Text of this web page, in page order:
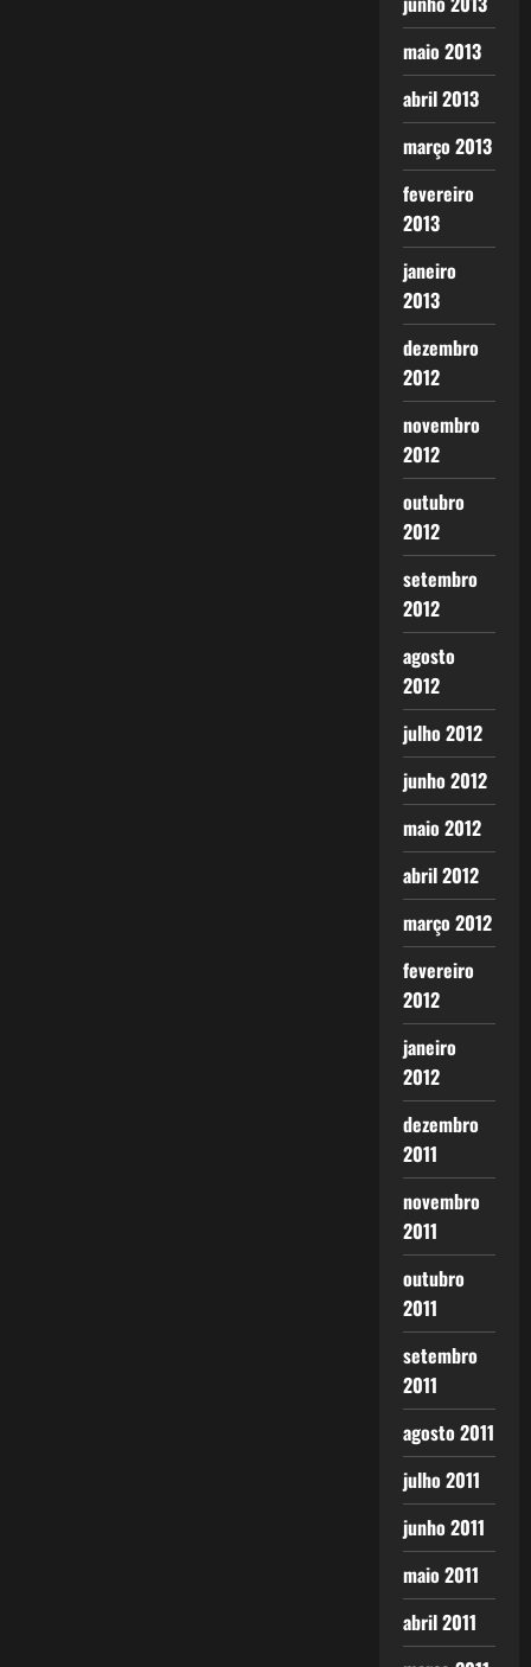
maio 2013
abril 2013
março 2013
fevereiro
2013
janeiro
2013
dezembro
2012
novembro
2012
outubro
2012
setembro
2012
agosto
2012
julho 2012
junho 2012
maio 2012
abril 2012
março 2012
fevereiro
2012
janeiro
2012
dezembro
2011
novembro
2011
outubro
2011
setembro
2011
agosto 2011
julho 2011
junho 2011
maio 2011
abril 2011